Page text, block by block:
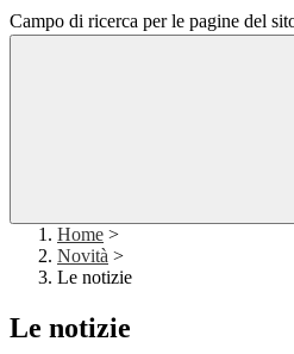
Campo di ricerca per le pagine del
Home >
Novità >
Le notizie
Le notizie